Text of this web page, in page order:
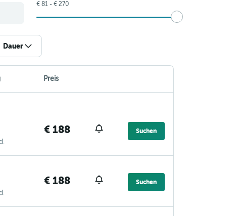
€ 81 - € 270
Dauer
Preis
€ 188 Suchen
€ 188 Suchen